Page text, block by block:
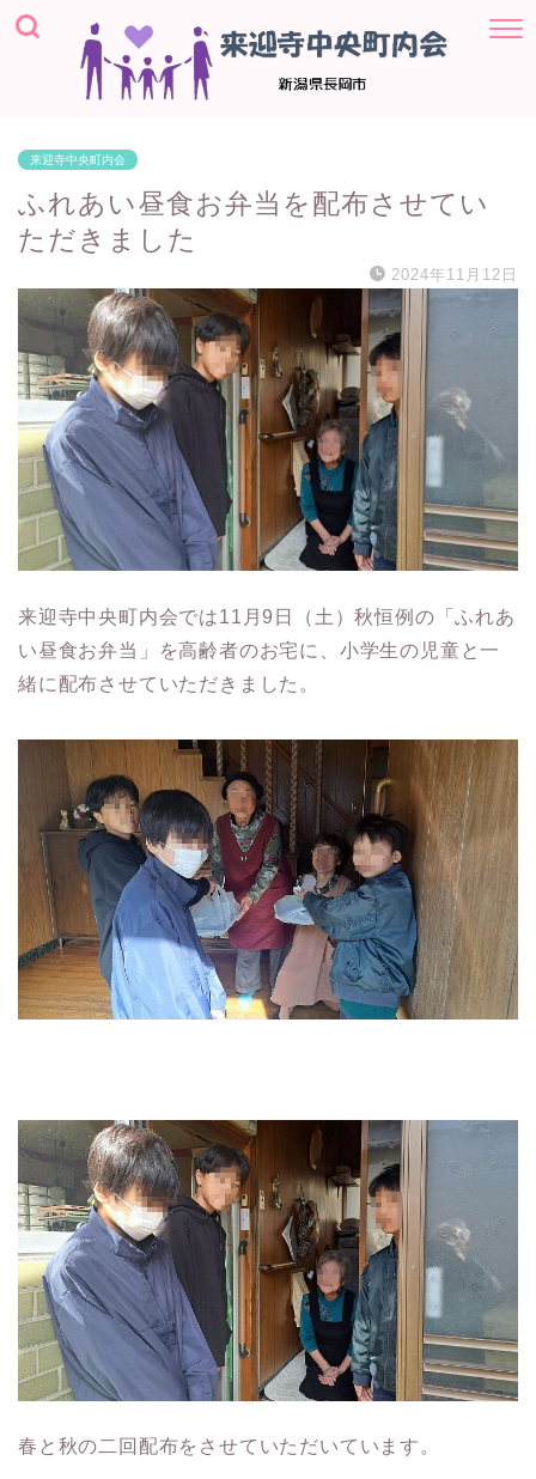
来迎寺中央町内会
ふれあい昼食お弁当を配布させてい
ただきました
2024年11月12日
来迎寺中央町内会では11月9日（土）秋恒例の「ふれあ
い昼食お弁当」を高齢者のお宅に、小学生の児童と一
緒に配布させていただきました。
春と秋の二回配布をさせていただいています。